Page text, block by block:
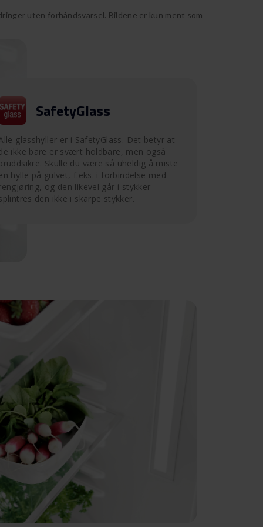
uten forhåndsvarsel. Bildene er kun ment som
SafetyGlass
glasshyller er i SafetyGlass. Det betyr at
ikke bare er svært holdbare, men også
Skulle du være så uheldig å miste
hylle på gulvet, f.eks. i forbindelse med
og den likevel går i stykker
den ikke i skarpe stykker.